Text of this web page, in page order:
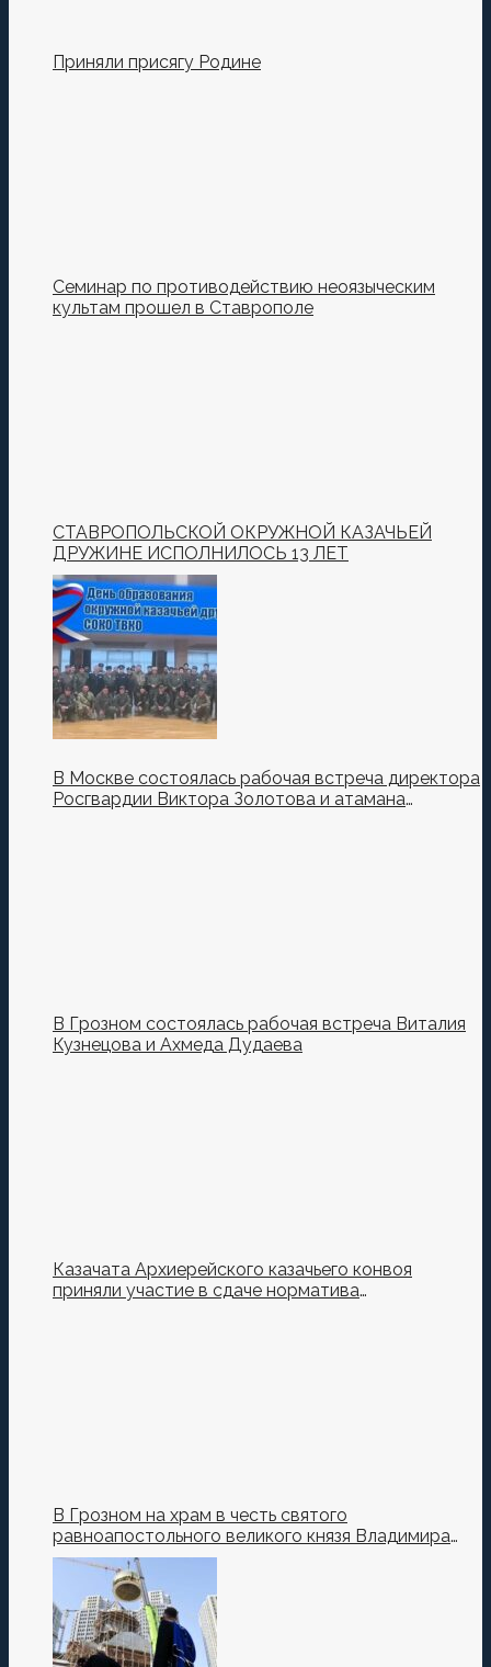
Приняли присягу Родине
Семинар по противодействию неоязыческим
культам прошел в Ставрополе
СТАВРОПОЛЬСКОЙ ОКРУЖНОЙ КАЗАЧЬЕЙ
ДРУЖИНЕ ИСПОЛНИЛОСЬ 13 ЛЕТ
В Москве состоялась рабочая встреча директора
Росгвардии Виктора Золотова и атамана
В Грозном состоялась рабочая встреча Виталия
Кузнецова и Ахмеда Дудаева
Казачата Архиерейского казачьего конвоя
приняли участие в сдаче норматива
В Грозном на храм в честь святого
равноапостольного великого князя Владимира
установили купол и крест